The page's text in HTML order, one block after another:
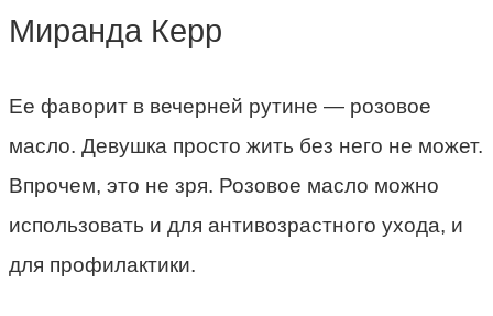
Миранда Керр
Ее фаворит в вечерней рутине — розовое
масло. Девушка просто жить без него не может.
Впрочем, это не зря. Розовое масло можно
использовать и для антивозрастного ухода, и
для профилактики.